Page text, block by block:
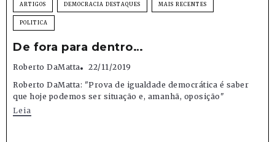
ARTIGOS DEMOCRACIA DESTAQUES MAIS RECENTES
POLITICA
De fora para dentro…
Roberto DaMatta
22/11/2019
Roberto DaMatta: "Prova de igualdade democrática é saber
que hoje podemos ser situação e, amanhã, oposição"
Leia